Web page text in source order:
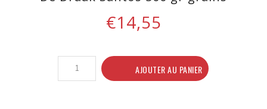
€14,55
AJOUTER AU PANIER